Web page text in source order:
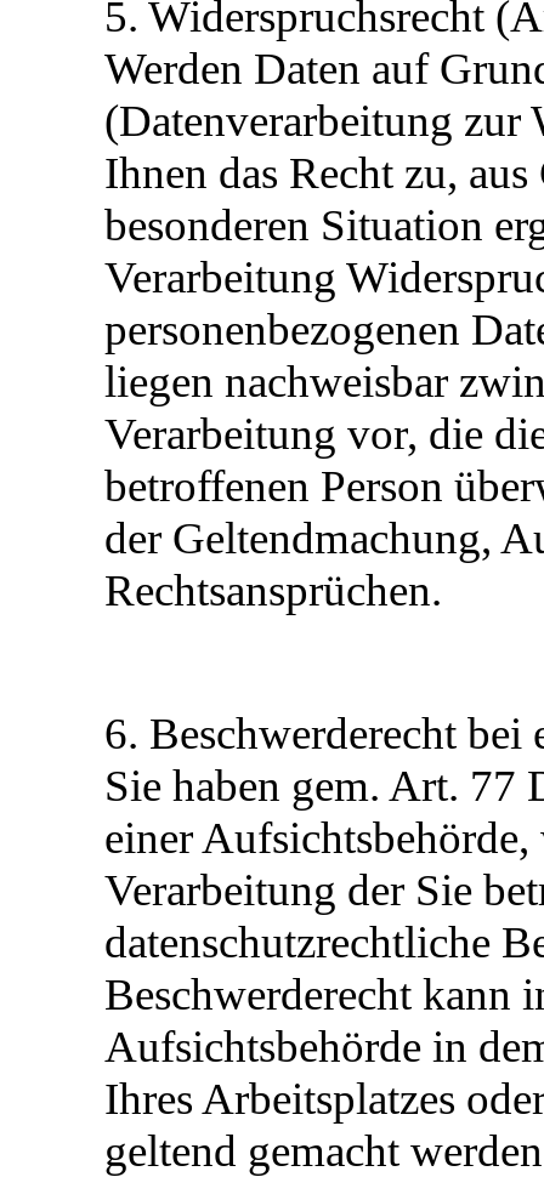
5. Widerspruchsrecht
Werden Daten auf
(Datenverarbeitung zur
Ihnen das Recht zu,
besonderen Situation
Verarbeitung
personenbezogenen
liegen nachweisbar
Verarbeitung vor, die
betroffenen Person
der Geltendmachung,
Rechtsansprüchen.
6. Beschwerderecht
Sie haben gem. Art. 77
einer
Verarbeitung der Sie
datenschutzrechtliche
Beschwerderecht kann
Aufsichtsbehörde in
Ihres Arbeitsplatzes
geltend gemacht